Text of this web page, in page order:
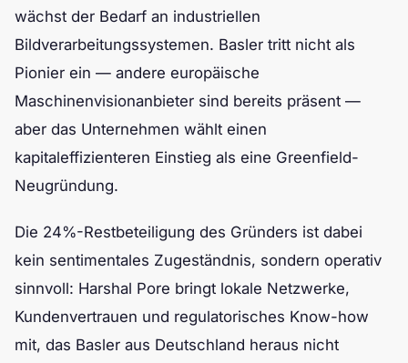
wächst der Bedarf an industriellen
Bildverarbeitungssystemen. Basler tritt nicht als
Pionier ein — andere europäische
Maschinenvisionanbieter sind bereits präsent —
aber das Unternehmen wählt einen
kapitaleffizienteren Einstieg als eine Greenfield-
Neugründung.
Die 24%-Restbeteiligung des Gründers ist dabei
kein sentimentales Zugeständnis, sondern operativ
sinnvoll: Harshal Pore bringt lokale Netzwerke,
Kundenvertrauen und regulatorisches Know-how
mit, das Basler aus Deutschland heraus nicht